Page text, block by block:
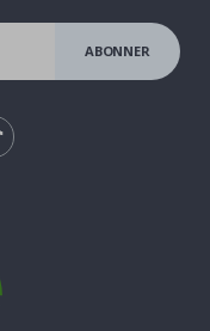
ABONNER